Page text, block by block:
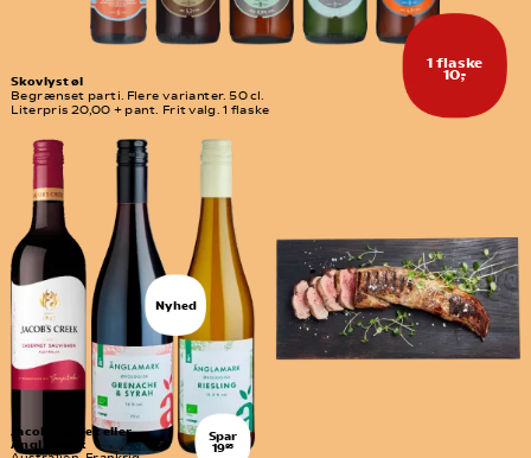
Jacob´s Creek eller
Änglamark
Spar
1995
1 flaske
10,-
Skovlyst øl
Begrænset parti. Flere varianter. 50 cl.
Literpris 20,00 + pant. Frit valg. 1 flaske
Nyhed